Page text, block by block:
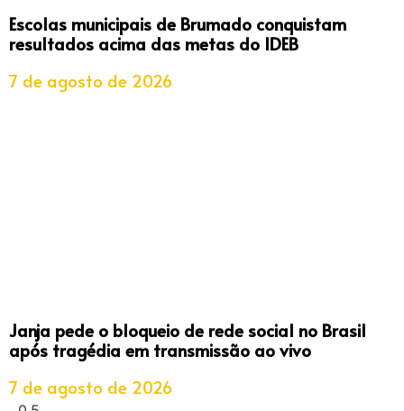
Escolas municipais de Brumado conquistam
resultados acima das metas do IDEB
7 de agosto de 2026
Janja pede o bloqueio de rede social no Brasil
após tragédia em transmissão ao vivo
7 de agosto de 2026